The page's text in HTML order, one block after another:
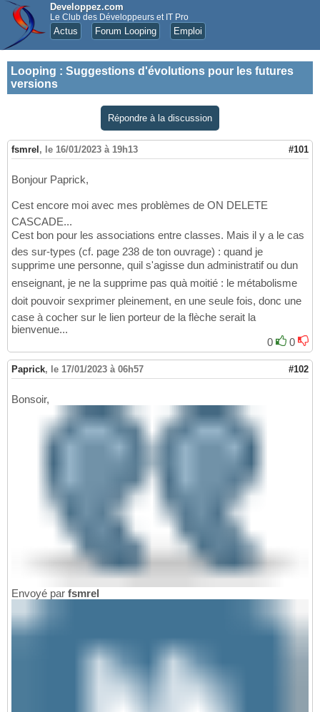
Developpez.com
Le Club des Développeurs et IT Pro
Actus Forum Looping Emploi
Looping : Suggestions d'évolutions pour les futures
versions
Répondre à la discussion
fsmrel , le 16/01/2023 à 19h13 #101
Bonjour Paprick,
Cest encore moi avec mes problèmes de ON DELETE
CASCADE...
Cest bon pour les associations entre classes. Mais il y a le cas
des sur-types (cf. page 238 de ton ouvrage) : quand je
supprime une personne, quil s'agisse dun administratif ou dun
enseignant, je ne la supprime pas quà moitié : le métabolisme
doit pouvoir sexprimer pleinement, en une seule fois, donc une
case à cocher sur le lien porteur de la flèche serait la
bienvenue...
0
0
Paprick, le 17/01/2023 à 06h57 #102
Bonsoir,
Envoyé par fsmrel